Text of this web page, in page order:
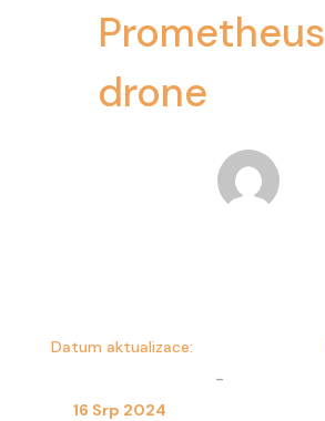
Prometheus
drone
Datum aktualizace:
16 Srp 2024
-